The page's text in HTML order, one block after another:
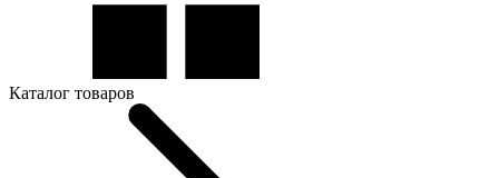
Каталог товаров